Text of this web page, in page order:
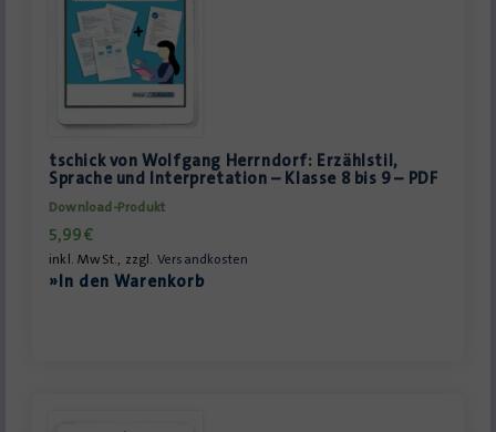
tschick von Wolfgang Herrndorf: Erzählstil,
Sprache und Interpretation – Klasse 8 bis 9 – PDF
Download-Produkt
5,99€
inkl. MwSt., zzgl. Versandkosten
»In den Warenkorb